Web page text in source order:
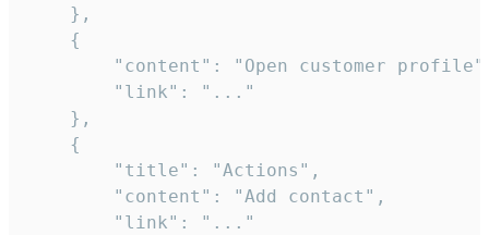
    },
    {
"content": "Open customer
        "link": "..."
    },
    {
        "title": "Actions",
        "content": "Add contact",
        "link": "..."